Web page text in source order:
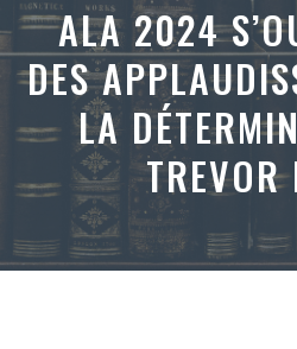
ALA 2024
DES
LA
TREVOR